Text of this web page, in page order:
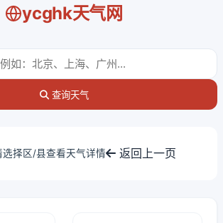
ycghk天气网
查询天气
选择区/县查看天气详情 返回上一页